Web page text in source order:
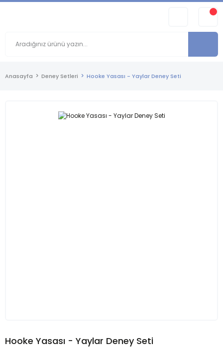
Anasayfa Deney Setleri Hooke Yasası - Yaylar Deney Seti
Hooke Yasası - Yaylar Deney Seti